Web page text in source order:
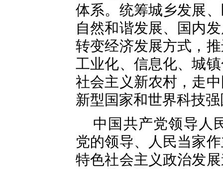
体系。统筹城乡发展
自然和谐发展、国内
转变经济发展方式，
工业化、信息化、城
社会主义新农村，走
新型国家和世界科技
中国共产党领导人
党的领导、人民当家
特色社会主义政治发